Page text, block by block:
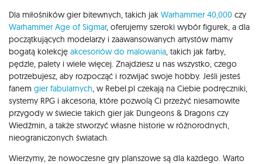
Dla miłośników gier bitewnych, takich jak Warhammer 40,000 czy
Warhammer Age of Sigmar, oferujemy szeroki wybór figurek, a dla
początkujących modelarzy i zaawansowanych artystów mamy
bogatą kolekcję akcesoriów do malowania , takich jak farby,
pędzle, palety i wiele więcej. Znajdziesz u nas wszystko, czego
potrzebujesz, aby rozpocząć i rozwijać swoje hobby. Jeśli jesteś
fanem gier fabularnych , w Rebel.pl czekają na Ciebie podręczniki,
systemy RPG i akcesoria, które pozwolą Ci przeżyć niesamowite
przygody w świecie takich gier jak Dungeons & Dragons czy
Wiedźmin, a także stworzyć własne historie w różnorodnych,
nieograniczonych światach.
Wierzymy, że nowoczesne gry planszowe są dla każdego. Warto